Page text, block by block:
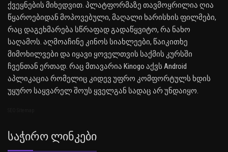
ქვეყნების მიხედვით. პლატფორმაზე თავმოყრილია ღია
წყაროებიდან მოპოვებული, მაღალი ხარისხის ფილმები,
რაც დაგეხმარება სწრაფად გადაწყვიტო, რა ნახო
საღამოს. აღმოაჩინე კინოს სიახლეები, წაიკითხე
მიმოხილვები და იყავი ყოველთვის საქმის კურსში
ჩვენთან ერთად. რაც მთავარია Kinogo აქვს Android
აპლიკაცია რომელიც კიდევ უფრო კომფორტულს ხდის
უყურო საყვარელ შოუს ყველგან სადაც არ უნდაიყო.
Საჭირო Ლინკები